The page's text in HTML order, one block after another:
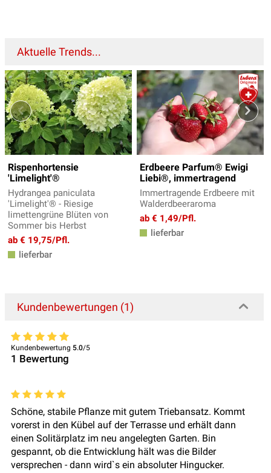
Aktuelle Trends...
Rispenhortensie
'Limelight'®
Hydrangea paniculata
'Limelight'® - Riesige
limettengrüne Blüten von
Sommer bis Herbst
ab € 19,75/Pfl.
lieferbar
Erdbeere Parfum® Ewigi
Liebi®, immertragend
Immertragende Erdbeere mit
Walderdbeeraroma
ab € 1,49/Pfl.
lieferbar
Kundenbewertungen (1)
Kundenbewertung 5.0/5
1 Bewertung
Schöne, stabile Pflanze mit gutem Triebansatz. Kommt
vorerst in den Kübel auf der Terrasse und erhält dann
einen Solitärplatz im neu angelegten Garten. Bin
gespannt, ob die Entwicklung hält was die Bilder
versprechen - dann wird`s ein absoluter Hingucker.